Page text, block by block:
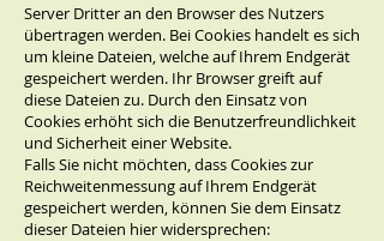
Server Dritter an den Browser des Nutzers
übertragen werden. Bei Cookies handelt es sich
um kleine Dateien, welche auf Ihrem Endgerät
gespeichert werden. Ihr Browser greift auf
diese Dateien zu. Durch den Einsatz von
Cookies erhöht sich die Benutzerfreundlichkeit
und Sicherheit einer Website.
Falls Sie nicht möchten, dass Cookies zur
Reichweitenmessung auf Ihrem Endgerät
gespeichert werden, können Sie dem Einsatz
dieser Dateien hier widersprechen: